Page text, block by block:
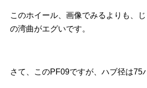
このホイール、画像でみるよりも、
の湾曲がエグいです。
さて、このPF09ですが、ハブ径は75